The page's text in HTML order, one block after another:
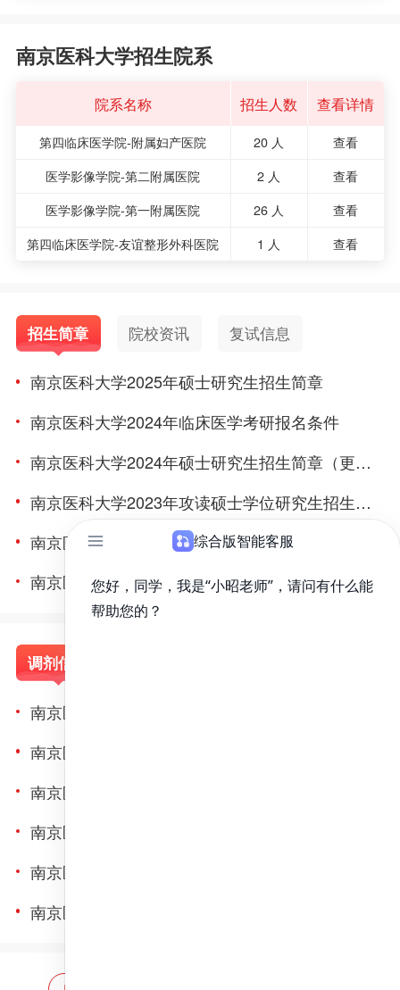
南京医科大学招生院系
院系名称 招生人数 查看详情
第四临床医学院-附属妇产医院 20 人
查看
医学影像学院-第二附属医院
2 人
查看
医学影像学院-第一附属医院
26 人
查看
第四临床医学院-友谊整形外科医院
1 人 查看
南京医科大学2025年硕士研究生招生简章
南京医科大学2024年临床医学考研报名条件
南京医科大学2024年硕士研究生招生简章（更新中……）
南京医科大学2023年攻读硕士学位研究生招生简章
南京医科大学2018年硕士研究生招生简章
招生简章 院校资讯 复试信息
南京医科大学2018年接收硕士调剂生的通知
南京医科大学2019年接收硕士调剂生的通知
南京医科大学2020年接收硕士调剂生的通知
南京医科大学2021年接收硕士调剂生的通知
南京医科大学2022年接收硕士调剂生的通知
调剂信息